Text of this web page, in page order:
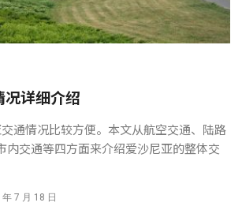
况详细介绍
通情况比较方便。本文从航空交通、陆路
内交通等四方面来介绍爱沙尼亚的整体交
7 月 18 日